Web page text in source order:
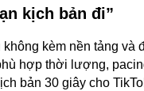
kịch bản đi”
kèm nền tảng và
hợp thời lượng,
bản 30 giây cho